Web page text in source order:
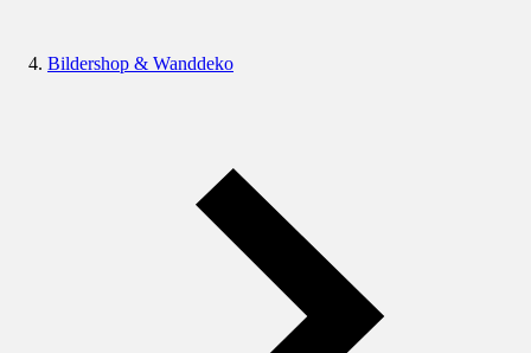
Bildershop & Wanddeko